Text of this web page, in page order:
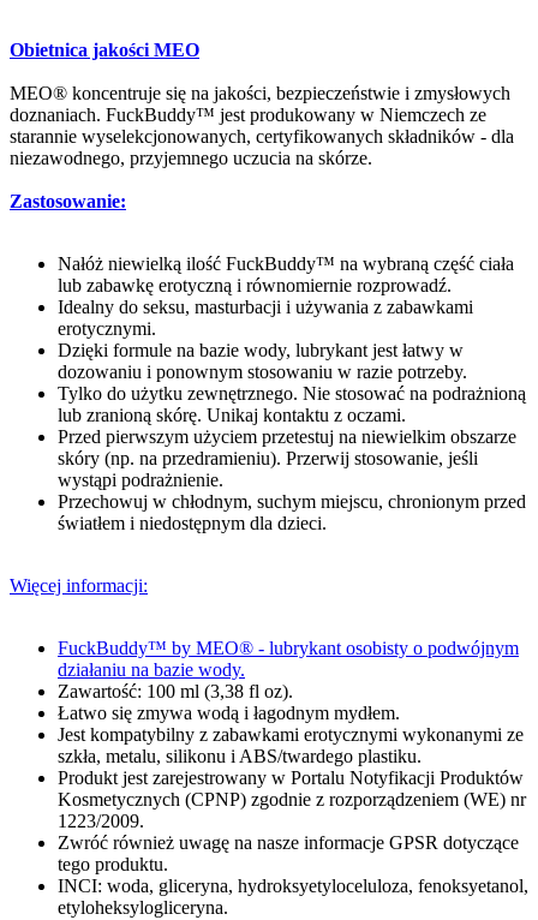
Obietnica jakości MEO
MEO® koncentruje się na jakości, bezpieczeństwie i zmysłowych
doznaniach. FuckBuddy™ jest produkowany w Niemczech ze
starannie wyselekcjonowanych, certyfikowanych składników - dla
niezawodnego, przyjemnego uczucia na skórze.
Zastosowanie:
Nałóż niewielką ilość FuckBuddy™ na wybraną część ciała
lub zabawkę erotyczną i równomiernie rozprowadź.
Idealny do seksu, masturbacji i używania z zabawkami
erotycznymi.
Dzięki formule na bazie wody, lubrykant jest łatwy w
dozowaniu i ponownym stosowaniu w razie potrzeby.
Tylko do użytku zewnętrznego. Nie stosować na podrażnioną
lub zranioną skórę. Unikaj kontaktu z oczami.
Przed pierwszym użyciem przetestuj na niewielkim obszarze
skóry (np. na przedramieniu). Przerwij stosowanie, jeśli
wystąpi podrażnienie.
Przechowuj w chłodnym, suchym miejscu, chronionym przed
światłem i niedostępnym dla dzieci.
Więcej informacji:
FuckBuddy™ by MEO® - lubrykant osobisty o podwójnym
działaniu na bazie wody.
Zawartość: 100 ml (3,38 fl oz).
Łatwo się zmywa wodą i łagodnym mydłem.
Jest kompatybilny z zabawkami erotycznymi wykonanymi ze
szkła, metalu, silikonu i ABS/twardego plastiku.
Produkt jest zarejestrowany w Portalu Notyfikacji Produktów
Kosmetycznych (CPNP) zgodnie z rozporządzeniem (WE) nr
1223/2009.
Zwróć również uwagę na nasze informacje GPSR dotyczące
tego produktu.
INCI: woda, gliceryna, hydroksyetyloceluloza, fenoksyetanol,
etyloheksylogliceryna.